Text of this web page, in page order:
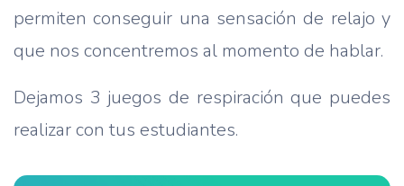
permiten conseguir una sensación de relajo y
que nos concentremos al momento de hablar.
Dejamos 3 juegos de respiración que puedes
realizar con tus estudiantes.